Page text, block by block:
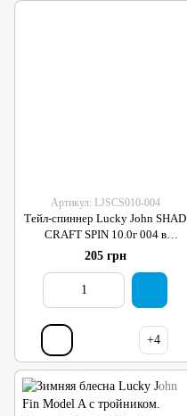
Артикул: LJSCS010-004
Тейл-спиннер Lucky John SHAD
CRAFT SPIN 10.0г 004 в
блистере
205 грн
+4